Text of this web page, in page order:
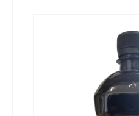
737 14 55
378 47 05